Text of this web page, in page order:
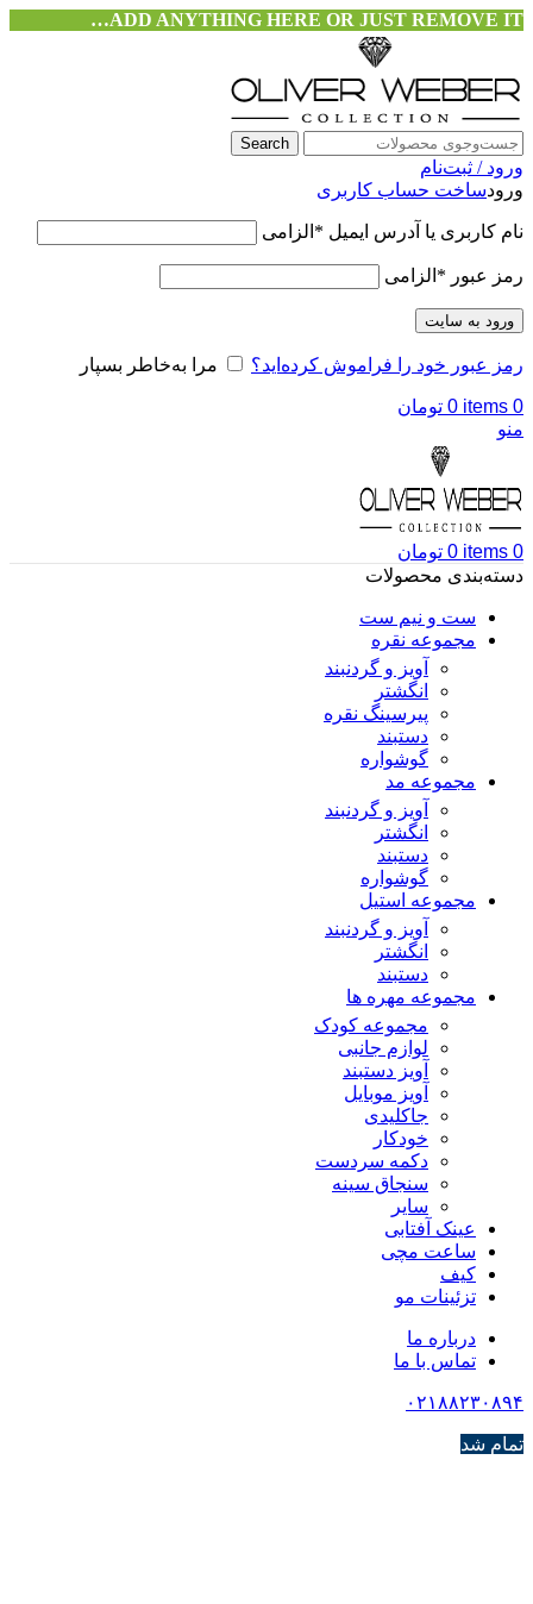
ADD ANYTHING HERE OR JUST REMOVE IT…
Search
ورود / ثبت‌نام
ورودساخت حساب کاربری
نام کاربری یا آدرس ایمیل * الزامی
رمز عبور * الزامی
ورود به سایت
رمز عبور خود را فراموش کرده‌اید؟ مرا به‌خاطر بسپار
0
items
0 تومان
منو
0
items
0 تومان
دسته‌بندی محصولات
ست و نیم ست
مجموعه نقره
آویز و گردنبند
انگشتر
پیرسینگ نقره
دستبند
گوشواره
مجموعه مد
آویز و گردنبند
انگشتر
دستبند
گوشواره
مجموعه استیل
آویز و گردنبند
انگشتر
دستبند
مجموعه مهره ها
مجموعه کودک
لوازم جانبی
آویز دستبند
آویز موبایل
جاکلیدی
خودکار
دکمه سردست
سنجاق سینه
سایر
عینک آفتابی
ساعت مچی
کیف
تزئینات مو
درباره ما
تماس با ما
۰۲۱۸۸۲۳۰۸۹۴
تمام شد